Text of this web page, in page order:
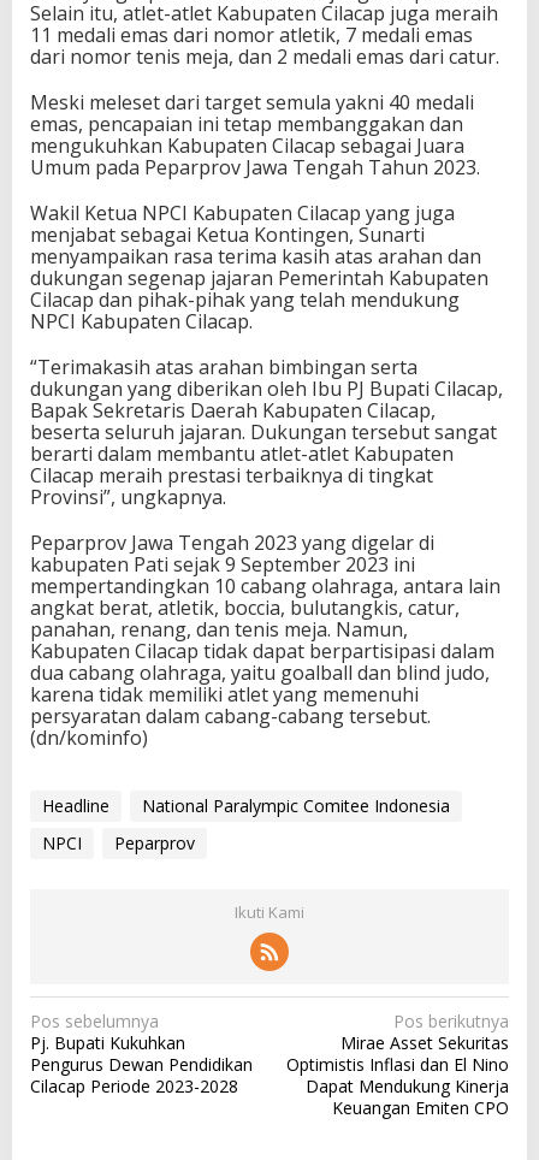
Selain itu, atlet-atlet Kabupaten Cilacap juga meraih
11 medali emas dari nomor atletik, 7 medali emas
dari nomor tenis meja, dan 2 medali emas dari catur.
Meski meleset dari target semula yakni 40 medali
emas, pencapaian ini tetap membanggakan dan
mengukuhkan Kabupaten Cilacap sebagai Juara
Umum pada Peparprov Jawa Tengah Tahun 2023.
Wakil Ketua NPCI Kabupaten Cilacap yang juga
menjabat sebagai Ketua Kontingen, Sunarti
menyampaikan rasa terima kasih atas arahan dan
dukungan segenap jajaran Pemerintah Kabupaten
Cilacap dan pihak-pihak yang telah mendukung
NPCI Kabupaten Cilacap.
“Terimakasih atas arahan bimbingan serta
dukungan yang diberikan oleh Ibu PJ Bupati Cilacap,
Bapak Sekretaris Daerah Kabupaten Cilacap,
beserta seluruh jajaran. Dukungan tersebut sangat
berarti dalam membantu atlet-atlet Kabupaten
Cilacap meraih prestasi terbaiknya di tingkat
Provinsi”, ungkapnya.
Peparprov Jawa Tengah 2023 yang digelar di
kabupaten Pati sejak 9 September 2023 ini
mempertandingkan 10 cabang olahraga, antara lain
angkat berat, atletik, boccia, bulutangkis, catur,
panahan, renang, dan tenis meja. Namun,
Kabupaten Cilacap tidak dapat berpartisipasi dalam
dua cabang olahraga, yaitu goalball dan blind judo,
karena tidak memiliki atlet yang memenuhi
persyaratan dalam cabang-cabang tersebut.
(dn/kominfo)
Headline
National Paralympic Comitee Indonesia
NPCI
Peparprov
Ikuti Kami
N
a
v
Pos sebelumnya
Pj. Bupati Kukuhkan
Pengurus Dewan Pendidikan
Cilacap Periode 2023-2028
Pos berikutnya
Mirae Asset Sekuritas
Optimistis Inflasi dan El Nino
Dapat Mendukung Kinerja
Keuangan Emiten CPO